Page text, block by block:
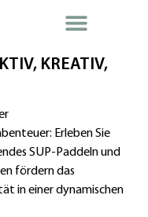
KREATIV,
Erleben Sie
SUP-Paddeln und
fördern das
in einer dynamischen